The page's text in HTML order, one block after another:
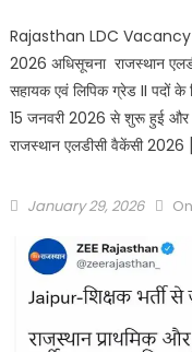
Rajasthan LDC Vacancy
2026 अधिसूचना राजस्थान
सहायक एवं लिपिक ग्रेड II पदों
15 जनवरी 2026 से शुरू हुई और
राजस्थान एलडीसी वैकेंसी 2026
January 29, 2026